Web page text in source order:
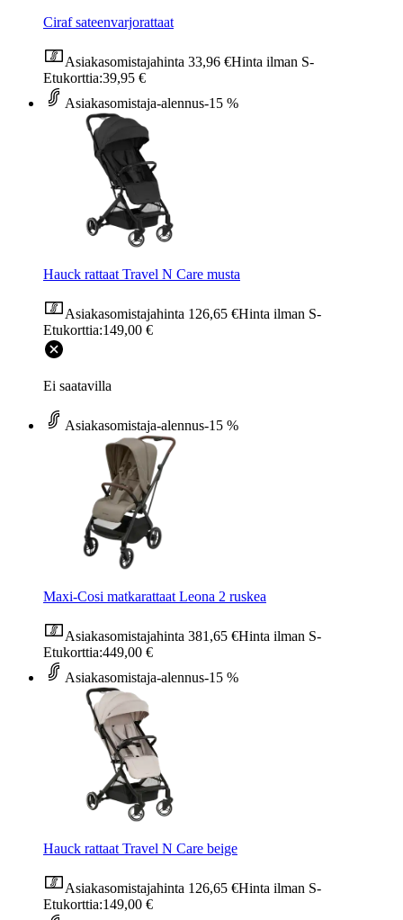
Ciraf sateenvarjorattaat
Asiakasomistajahinta 33,96 €Hinta ilman S-
Etukorttia:39,95 €
Asiakasomistaja-alennus-15 %
Hauck rattaat Travel N Care musta
Asiakasomistajahinta 126,65 €Hinta ilman S-
Etukorttia:149,00 €
Ei saatavilla
Asiakasomistaja-alennus-15 %
Maxi-Cosi matkarattaat Leona 2 ruskea
Asiakasomistajahinta 381,65 €Hinta ilman S-
Etukorttia:449,00 €
Asiakasomistaja-alennus-15 %
Hauck rattaat Travel N Care beige
Asiakasomistajahinta 126,65 €Hinta ilman S-
Etukorttia:149,00 €